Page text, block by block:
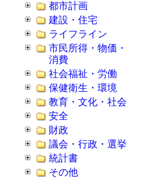
都市計画
建設・住宅
ライフライン
市民所得・物価・
消費
社会福祉・労働
保健衛生・環境
教育・文化・社会
安全
財政
議会・行政・選挙
統計書
その他